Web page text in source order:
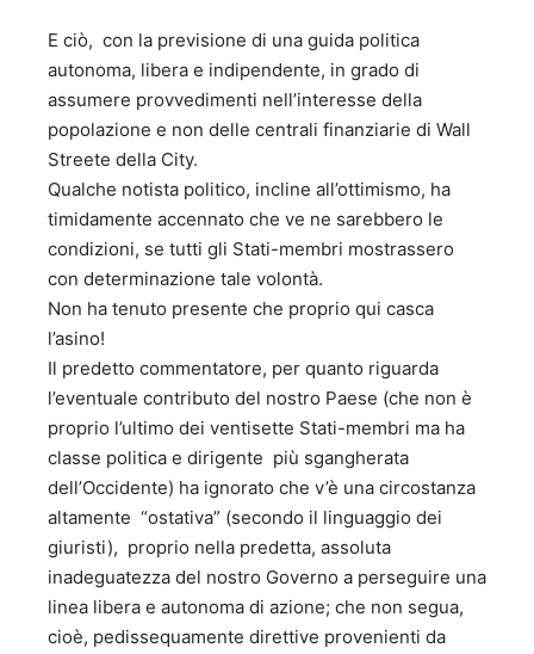
(“Specchio Economico”, “Politica e Mezzogiorno”
“Minerva” ed altre). d) E’ iscritto all’albo dei giornalisti
pubblicisti (Ordine interregionale del Lazio e del Molise)
dal 1992. 5 – Onorificenze: a) Cavaliere di Gran Croce –
Ordine al Merito della Repubblica Italiana – data di
conferimento 28 gennaio 2002 b) Cavaliere di Gran Croce
al Merito dell’Ordine Sovrano Militare di Malta c)
Accademico dell’Accademia Filarmonica Romana. d)
Salernitano illustre – Camera di Commercio di Salerno e)
Cittadino Onorario di Eboli - Amministrazione Comunale f)
Insignito del Premio Capalbio “per lo stile nel Governo” 6 –
Autore di libri: A) SAGGI SOCIO-POLITICI 1. "Cinquanta
proposte di buon governo” - Marsilio Editore - 1992; 2.
“L’irresistibile vento dell’ovest” - Menzione speciale al
Premio Internazionale di saggistica “Salvatore Valitutti”;
diverse” - Premio Presidente Provincia Salerno al premio
internazionale di saggistica “Salvatore Valitutti” - Maggioli
Editore - 2004; 4. “Le utopie possibili. Bel Paese e Buon
Governo” - Premio alla carriera al Premio internazionale di
saggistica “Salvatore Valitutti” 2005 - Maggioli Editore -
2005; 5. “Le probabilità ragionevoli” - 2006; 6. “La
passione della ragione” - Avagliano Editore - 2008; 7.
“Dall’impegno al distacco” - Avagliano Editore - 2007; 8.
“Casta Italia” - Avagliano Editore - 2009; 9. “Nessun
E ciò, con la previsione di una guida politica
autonoma, libera e indipendente, in grado di
assumere provvedimenti nell’interesse della
popolazione e non delle centrali finanziarie di Wall
Streete della City.
Qualche notista politico, incline all’ottimismo, ha
timidamente accennato che ve ne sarebbero le
condizioni, se tutti gli Stati-membri mostrassero
con determinazione tale volontà.
Non ha tenuto presente che proprio qui casca
l’asino!
Il predetto commentatore, per quanto riguarda
l’eventuale contributo del nostro Paese (che non è
proprio l’ultimo dei ventisette Stati-membri ma ha
classe politica e dirigente più sgangherata
dell’Occidente) ha ignorato che v’è una circostanza
altamente “ostativa” (secondo il linguaggio dei
giuristi), proprio nella predetta, assoluta
inadeguatezza del nostro Governo a perseguire una
linea libera e autonoma di azione; che non segua,
cioè, pedissequamente direttive provenienti da